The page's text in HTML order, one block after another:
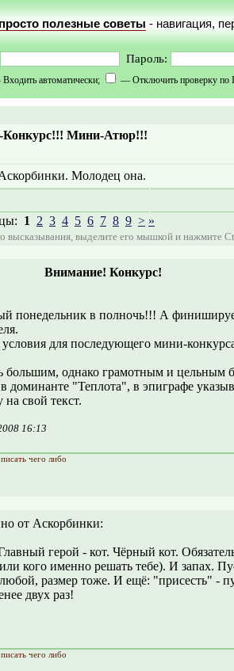
полезные советы - навигация,
Пароль:
автоматически; — Отключить проверку по
Мини-Атюр!!!
Молодец она.
1 2 3 4 5 6 7 8 9 > »
высказывания, выделите его мышкой и нажмите
Внимание! Конкурс!
понедельник в полночь!!! А
условия для последующего мини-
большим, однако грамотным и цельным
в доминанте "Теплота", в эпиграфе
свой текст.
16:13
чего либо
от Аскорбинки:
герой - кот. Чёрный кот.
кого именно решать тебе). И запах.
размер тоже. И ещё: "присесть" -
двух раз!
чего либо